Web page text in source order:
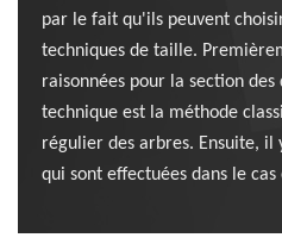
par le fait qu'ils peuvent
techniques de taille.
raisonnées pour la section
technique est la méthode
régulier des arbres. Ensuite, il
qui sont effectuées dans le